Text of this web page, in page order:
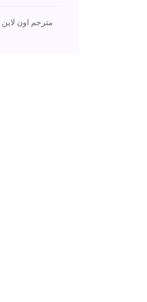
تحميل فيلم black eagle korean مترجم اون لاين